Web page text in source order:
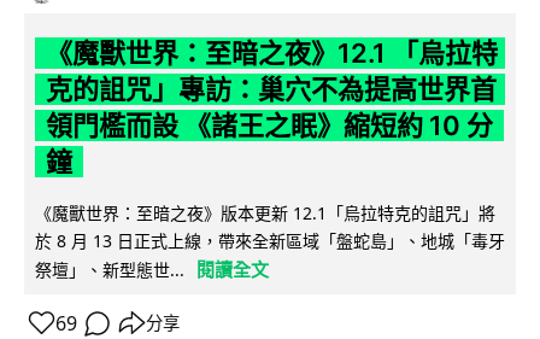
《魔獸世界：至暗之夜》12.1 「烏拉特
克的詛咒」專訪：巢穴不為提高世界首
領門檻而設 《諸王之眠》縮短約 10 分
鐘
《魔獸世界：至暗之夜》版本更新 12.1「烏拉特克的詛咒」將
於 8 月 13 日正式上線，帶來全新區域「盤蛇島」、地城「毒牙
祭壇」、新型態世...
閱讀全文
69 分享